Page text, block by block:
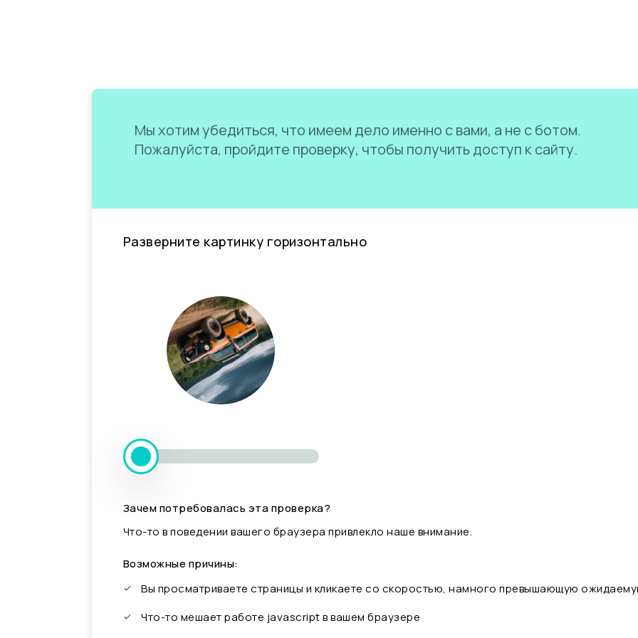
Мы хотим убедиться, что имеем дело именно с вами, а не с ботом.
Пожалуйста, пройдите проверку, чтобы получить доступ к сайту.
Разверните картинку горизонтально
Зачем потребовалась эта проверка?
Что-то в поведении вашего браузера привлекло наше внимание.
Возможные причины:
Вы просматриваете страницы и кликаете со скоростью, намного превышающую
Что-то мешает работе javascript в вашем браузере